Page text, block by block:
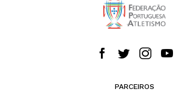
PARCEIROS